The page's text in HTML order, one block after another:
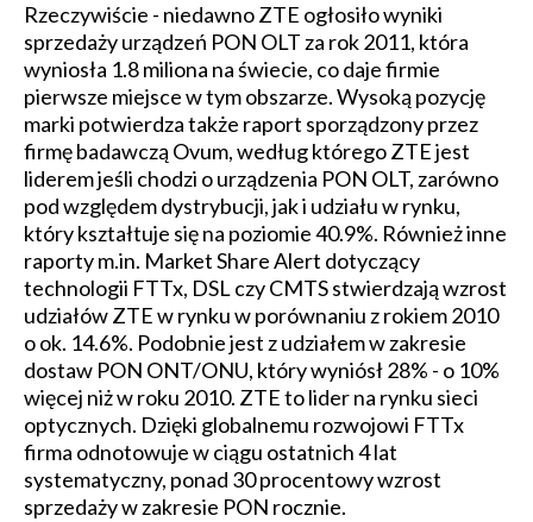
Rzeczywiście - niedawno ZTE ogłosiło wyniki
sprzedaży urządzeń PON OLT za rok 2011, która
wyniosła 1.8 miliona na świecie, co daje firmie
pierwsze miejsce w tym obszarze. Wysoką pozycję
marki potwierdza także raport sporządzony przez
firmę badawczą Ovum, według którego ZTE jest
liderem jeśli chodzi o urządzenia PON OLT, zarówno
pod względem dystrybucji, jak i udziału w rynku,
który kształtuje się na poziomie 40.9%. Również inne
raporty m.in. Market Share Alert dotyczący
technologii FTTx, DSL czy CMTS stwierdzają wzrost
udziałów ZTE w rynku w porównaniu z rokiem 2010
o ok. 14.6%. Podobnie jest z udziałem w zakresie
dostaw PON ONT/ONU, który wyniósł 28% - o 10%
więcej niż w roku 2010. ZTE to lider na rynku sieci
optycznych. Dzięki globalnemu rozwojowi FTTx
firma odnotowuje w ciągu ostatnich 4 lat
systematyczny, ponad 30 procentowy wzrost
sprzedaży w zakresie PON rocznie.